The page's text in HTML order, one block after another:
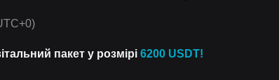
пакет у розмірі 6200 USDT!